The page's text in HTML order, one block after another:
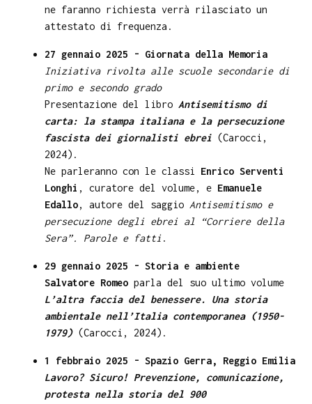
ne faranno richiesta verrà rilasciato un
attestato di frequenza.
27 gennaio 2025 - Giornata della Memoria
Iniziativa rivolta alle scuole secondarie di
primo e secondo grado
Presentazione del libro Antisemitismo di
carta: la stampa italiana e la persecuzione
fascista dei giornalisti ebrei (Carocci,
2024).
Ne parleranno con le classi Enrico Serventi
Longhi , curatore del volume, e Emanuele
Edallo, autore del saggio Antisemitismo e
persecuzione degli ebrei al “Corriere della
Sera”. Parole e fatti.
29 gennaio 2025 - Storia e ambiente
Salvatore Romeo parla del suo ultimo volume
L’altra faccia del benessere. Una storia
ambientale nell’Italia contemporanea (1950-
1979)(Carocci, 2024).
1 febbraio 2025 - Spazio Gerra, Reggio Emilia
Lavoro? Sicuro! Prevenzione, comunicazione,
protesta nella storia del 900